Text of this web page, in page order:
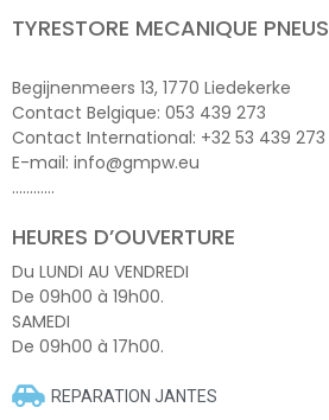
TYRESTORE MECANIQUE PNEUS
Begijnenmeers 13, 1770 Liedekerke
Contact Belgique: 053 439 273
Contact International: +32 53 439 273
E-mail: info@gmpw.eu
…………
HEURES D’OUVERTURE
Du LUNDI AU VENDREDI
De 09h00 à 19h00.
SAMEDI
De 09h00 à 17h00.
REPARATION JANTES